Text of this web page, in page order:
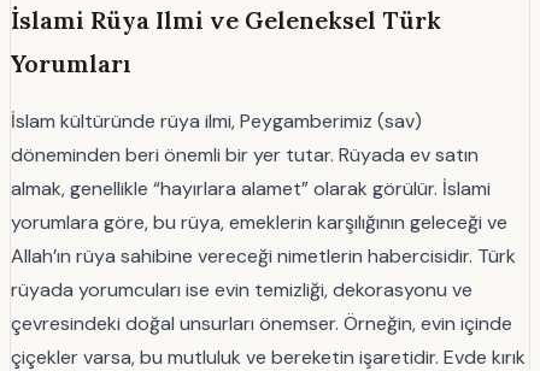
İslami Rüya Ilmi ve Geleneksel Türk
Yorumları
İslam kültüründe rüya ilmi, Peygamberimiz (sav)
döneminden beri önemli bir yer tutar. Rüyada ev satın
almak, genellikle “hayırlara alamet” olarak görülür. İslami
yorumlara göre, bu rüya, emeklerin karşılığının geleceği ve
Allah’ın rüya sahibine vereceği nimetlerin habercisidir. Türk
rüyada yorumcuları ise evin temizliği, dekorasyonu ve
çevresindeki doğal unsurları önemser. Örneğin, evin içinde
çiçekler varsa, bu mutluluk ve bereketin işaretidir. Evde kırık